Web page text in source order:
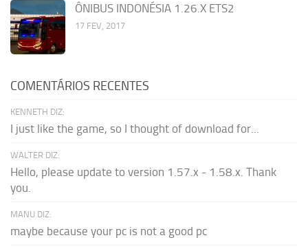
ÔNIBUS INDONÉSIA 1.26.X ETS2
17 FEV, 2017
COMENTÁRIOS RECENTES
KENNETH DIZ:
I just like the game, so I thought of download for...
WALTER DIZ:
Hello, please update to version 1.57.x - 1.58.x. Thank
you.
MANU DIZ:
maybe because your pc is not a good pc